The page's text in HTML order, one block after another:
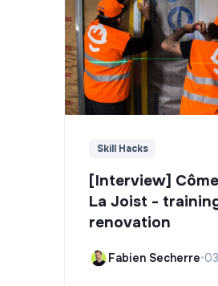
Skill Hacks
[Interview]
La Joist -
renovation
Fabien Secherre•